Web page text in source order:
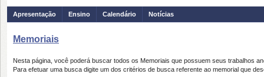
Apresentação Ensino Calendário Notícias
Memoriais
Nesta página, você poderá buscar todos os Memoriais que possuem seus trabalhos
Para efetuar uma busca digite um dos critérios de busca referente ao memorial que